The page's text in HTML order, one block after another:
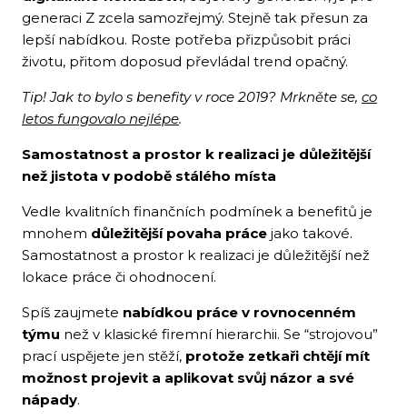
generaci Z zcela samozřejmý. Stejně tak přesun za
lepší nabídkou. Roste potřeba přizpůsobit práci
životu, přitom doposud převládal trend opačný.
Tip!Jak to bylo s benefity v roce 2019? Mrkněte se, co
letos fungovalo nejlépe.
Samostatnost a prostor k realizaci je důležitější
než jistota v podobě stálého místa
Vedle kvalitních finančních podmínek a benefitů je
mnohem důležitější povaha práce jako takové.
Samostatnost a prostor k realizaci je důležitější než
lokace práce či ohodnocení.
Spíš zaujmete nabídkou práce v rovnocenném
týmu než v klasické firemní hierarchii. Se “strojovou”
prací uspějete jen stěží, protože zetkaři chtějí mít
možnost projevit a aplikovat svůj názor a své
nápady.